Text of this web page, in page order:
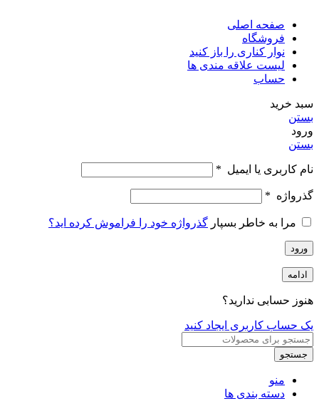
صفحه اصلی
فروشگاه
نوار کناری را باز کنید
لیست علاقه مندی ها
حساب
سبد خرید
بستن
ورود
بستن
نام کاربری یا ایمیل *
گذرواژه *
مرا به خاطر بسپار گذرواژه خود را فراموش کرده اید؟
ورود
ادامه
هنوز حسابی ندارید؟
یک حساب کاربری ایجاد کنید
جستجو
منو
دسته بندی ها